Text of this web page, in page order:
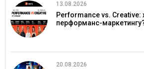
13.08.2026
Performance vs. Creative:
перформанс-
20.08.2026